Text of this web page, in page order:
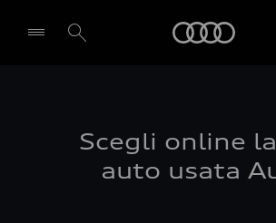
Scegli online
auto usata